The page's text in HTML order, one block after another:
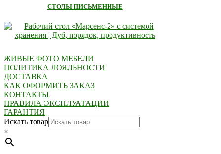
СТОЛЫ ПИСЬМЕННЫЕ
ЖИВЫЕ ФОТО МЕБЕЛИ
ПОЛИТИКА ЛОЯЛЬНОСТИ
ДОСТАВКА
КАК ОФОРМИТЬ ЗАКАЗ
КОНТАКТЫ
ПРАВИЛА ЭКСПЛУАТАЦИИ
ГАРАНТИЯ
Искать товар
×